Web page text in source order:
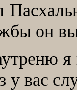
он
у вас